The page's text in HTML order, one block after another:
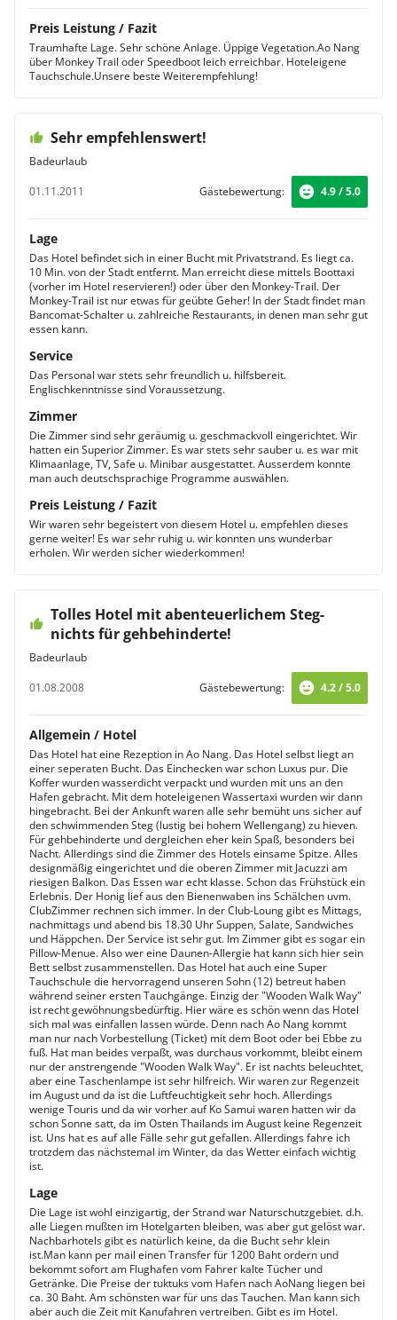
Preis Leistung / Fazit
Traumhafte Lage. Sehr schöne Anlage. Üppige Vegetation.Ao Nang
über Monkey Trail oder Speedboot leich erreichbar. Hoteleigene
Tauchschule.Unsere beste Weiterempfehlung!
Sehr empfehlenswert!
Badeurlaub
01.11.2011
Gästebewertung: 4.9 / 5.0
Lage
Das Hotel befindet sich in einer Bucht mit Privatstrand. Es liegt ca.
10 Min. von der Stadt entfernt. Man erreicht diese mittels Boottaxi
(vorher im Hotel reservieren!) oder über den Monkey-Trail. Der
Monkey-Trail ist nur etwas für geübte Geher! In der Stadt findet man
Bancomat-Schalter u. zahlreiche Restaurants, in denen man sehr gut
essen kann.
Service
Das Personal war stets sehr freundlich u. hilfsbereit.
Englischkenntnisse sind Voraussetzung.
Zimmer
Die Zimmer sind sehr geräumig u. geschmackvoll eingerichtet. Wir
hatten ein Superior Zimmer. Es war stets sehr sauber u. es war mit
Klimaanlage, TV, Safe u. Minibar ausgestattet. Ausserdem konnte
man auch deutschsprachige Programme auswählen.
Preis Leistung / Fazit
Wir waren sehr begeistert von diesem Hotel u. empfehlen dieses
gerne weiter! Es war sehr ruhig u. wir konnten uns wunderbar
erholen. Wir werden sicher wiederkommen!
Tolles Hotel mit abenteuerlichem Steg-
nichts für gehbehinderte!
Badeurlaub
01.08.2008
Gästebewertung: 4.2 / 5.0
Allgemein / Hotel
Das Hotel hat eine Rezeption in Ao Nang. Das Hotel selbst liegt an
einer seperaten Bucht. Das Einchecken war schon Luxus pur. Die
Koffer wurden wasserdicht verpackt und wurden mit uns an den
Hafen gebracht. Mit dem hoteleigenen Wassertaxi wurden wir dann
hingebracht. Bei der Ankunft waren alle sehr bemüht uns sicher auf
den schwimmenden Steg (lustig bei hohem Wellengang) zu hieven.
Für gehbehinderte und dergleichen eher kein Spaß, besonders bei
Nacht. Allerdings sind die Zimmer des Hotels einsame Spitze. Alles
designmäßig eingerichtet und die oberen Zimmer mit Jacuzzi am
riesigen Balkon. Das Essen war echt klasse. Schon das Frühstück ein
Erlebnis. Der Honig lief aus den Bienenwaben ins Schälchen uvm.
ClubZimmer rechnen sich immer. In der Club-Loung gibt es Mittags,
nachmittags und abend bis 18.30 Uhr Suppen, Salate, Sandwiches
und Häppchen. Der Service ist sehr gut. Im Zimmer gibt es sogar ein
Pillow-Menue. Also wer eine Daunen-Allergie hat kann sich hier sein
Bett selbst zusammenstellen. Das Hotel hat auch eine Super
Tauchschule die hervorragend unseren Sohn (12) betreut haben
während seiner ersten Tauchgänge. Einzig der "Wooden Walk Way"
ist recht gewöhnungsbedürftig. Hier wäre es schön wenn das Hotel
sich mal was einfallen lassen würde. Denn nach Ao Nang kommt
man nur nach Vorbestellung (Ticket) mit dem Boot oder bei Ebbe zu
fuß. Hat man beides verpaßt, was durchaus vorkommt, bleibt einem
nur der anstrengende "Wooden Walk Way". Er ist nachts beleuchtet,
aber eine Taschenlampe ist sehr hilfreich. Wir waren zur Regenzeit
im August und da ist die Luftfeuchtigkeit sehr hoch. Allerdings
wenige Touris und da wir vorher auf Ko Samui waren hatten wir da
schon Sonne satt, da im Osten Thailands im August keine Regenzeit
ist. Uns hat es auf alle Fälle sehr gut gefallen. Allerdings fahre ich
trotzdem das nächstemal im Winter, da das Wetter einfach wichtig
ist.
Lage
Die Lage ist wohl einzigartig, der Strand war Naturschutzgebiet. d.h.
alle Liegen mußten im Hotelgarten bleiben, was aber gut gelöst war.
Nachbarhotels gibt es natürlich keine, da die Bucht sehr klein
ist.Man kann per mail einen Transfer für 1200 Baht ordern und
bekommt sofort am Flughafen vom Fahrer kalte Tücher und
Getränke. Die Preise der tuktuks vom Hafen nach AoNang liegen bei
ca. 30 Baht. Am schönsten war für uns das Tauchen. Man kann sich
aber auch die Zeit mit Kanufahren vertreiben. Gibt es im Hotel.